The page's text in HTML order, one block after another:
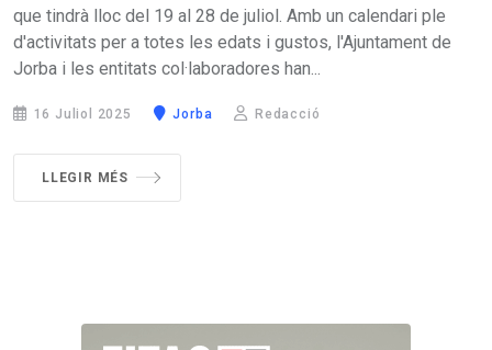
que tindrà lloc del 19 al 28 de juliol. Amb un calendari ple
d'activitats per a totes les edats i gustos, l'Ajuntament de
Jorba i les entitats col·laboradores han...
16 Juliol 2025 Jorba Redacció
LLEGIR MÉS